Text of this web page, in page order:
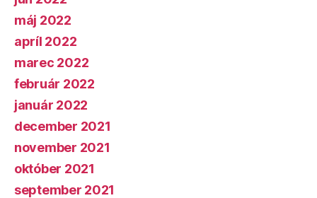
máj 2022
apríl 2022
marec 2022
február 2022
január 2022
december 2021
november 2021
október 2021
september 2021